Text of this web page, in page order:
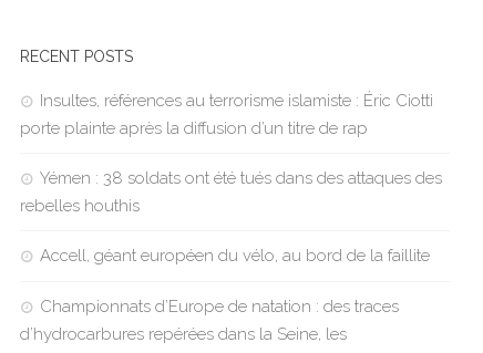
RECENT POSTS
Insultes, références au terrorisme islamiste : Éric Ciotti
porte plainte après la diffusion d’un titre de rap
Yémen : 38 soldats ont été tués dans des attaques des
rebelles houthis
Accell, géant européen du vélo, au bord de la faillite
Championnats d’Europe de natation : des traces
d’hydrocarbures repérées dans la Seine, les